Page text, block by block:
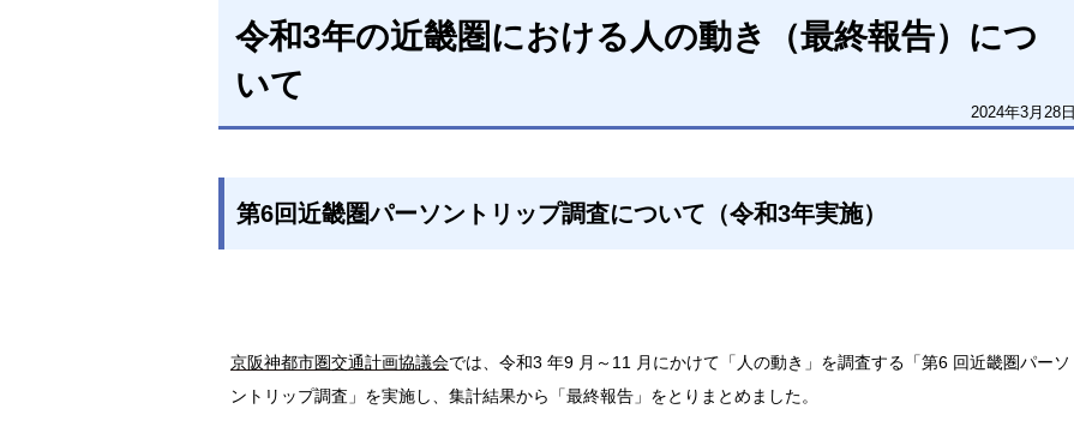
令和3年の近畿圏における人の動き（最終報告）につ
いて
2024年3月28日
第6回近畿圏パーソントリップ調査について（令和3年実施）
京阪神都市圏交通計画協議会では、令和3 年9 月～11 月にかけて「人の動き」を調査する「第6 回近畿圏パーソ
ントリップ調査」を実施し、集計結果から「最終報告」をとりまとめました。